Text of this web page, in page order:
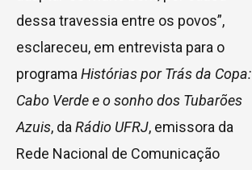
dessa travessia entre os povos”,
esclareceu, em entrevista para o
programaHistórias por Trás da Copa:
Cabo Verde e o sonho dos Tubarões
Azuis, daRádio UFRJ, emissora da
Rede Nacional de Comunicação